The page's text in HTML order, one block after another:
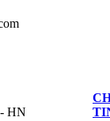
HN